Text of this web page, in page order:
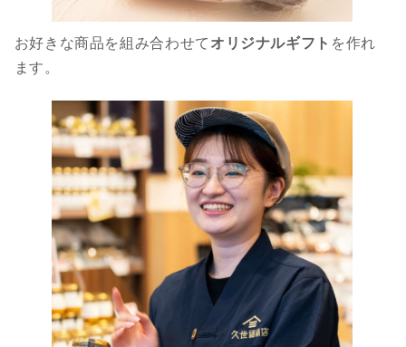
お好きな商品を組み合わせて オリジナルギフト を作れ
ます。